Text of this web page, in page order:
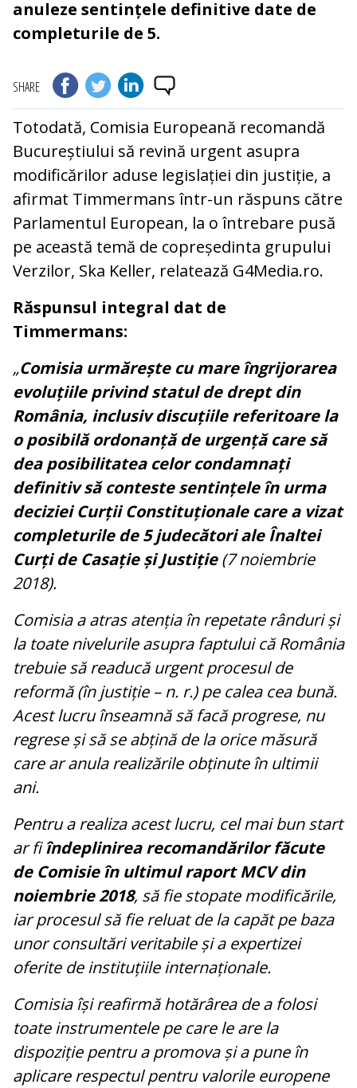
anuleze sentințele definitive date de
completurile de 5.
SHARE
Totodată, Comisia Europeană recomandă
Bucureștiului să revină urgent asupra
modificărilor aduse legislației din justiție, a
afirmat Timmermans într-un răspuns către
Parlamentul European, la o întrebare pusă
pe această temă de copreședinta grupului
Verzilor, Ska Keller, relatează G4Media.ro.
Răspunsul integral dat de
Timmermans:
„Comisia urmărește cu mare îngrijorarea
evoluțiile privind statul de drept din
România, inclusiv discuțiile referitoare la
o posibilă ordonanță de urgență care să
dea posibilitatea celor condamnați
definitiv să conteste sentințele în urma
deciziei Curții Constituționale care a vizat
completurile de 5 judecători ale Înaltei
Curți de Casație și Justiție(7 noiembrie
2018).
Comisia a atras atenția în repetate rânduri și
la toate nivelurile asupra faptului că România
trebuie să readucă urgent procesul de
reformă (în justiție – n. r.) pe calea cea bună.
Acest lucru înseamnă să facă progrese, nu
regrese și să se abțină de la orice măsură
care ar anula realizările obținute în ultimii
ani.
Pentru a realiza acest lucru, cel mai bun start
ar fiîndeplinirea recomandărilor făcute
de Comisie în ultimul raport MCV din
noiembrie 2018, să fie stopate modificările,
iar procesul să fie reluat de la capăt pe baza
unor consultări veritabile și a expertizei
oferite de instituțiile internaționale.
Comisia își reafirmă hotărârea de a folosi
toate instrumentele pe care le are la
dispoziție pentru a promova și a pune în
aplicare respectul pentru valorile europene